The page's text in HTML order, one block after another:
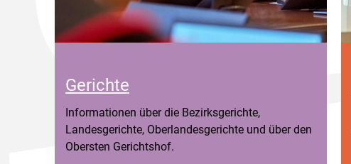
Gerichte
Informationen über die Bezirksgerichte,
Landesgerichte, Oberlandesgerichte und über den
Obersten Gerichtshof.